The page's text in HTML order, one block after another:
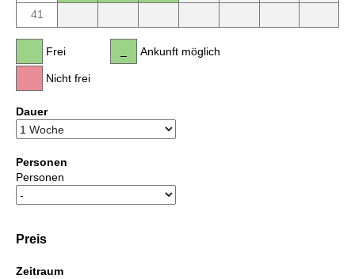
41
Frei
Nicht frei
Ankunft möglich
Dauer
Personen
Personen
Preis
Zeitraum